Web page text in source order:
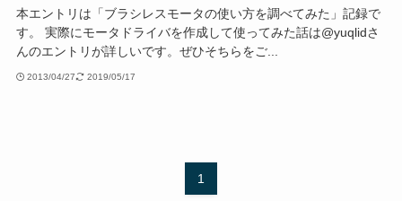
本エントリは「ブラシレスモータの使い方を調べてみた」記録で
す。 実際にモータドライバを作成して使ってみた話は@yuqlidさ
んのエントリが詳しいです。ぜひそちらをご...
2013/04/27 2019/05/17
1